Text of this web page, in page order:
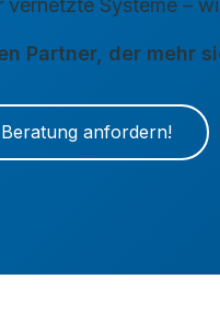
Systeme –
Partner, der mehr
anfordern!